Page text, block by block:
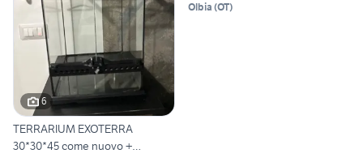
6
TERRARIUM EXOTERRA
30*30*45 come nuovo +
Olbia (OT)